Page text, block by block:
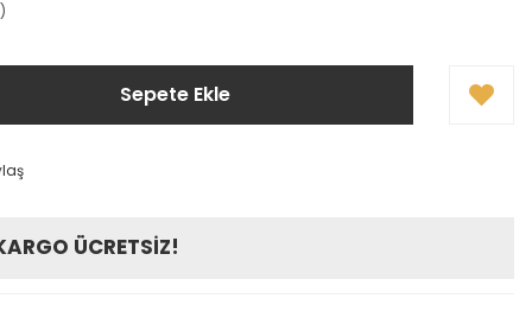
Sepete Ekle
ÜCRETSİZ!